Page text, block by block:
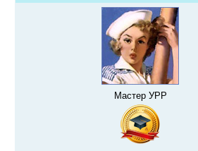
Мастер УРР